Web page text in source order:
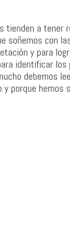
tienden a tener
soñemos con
y para
identificar
debemos
porque hemos